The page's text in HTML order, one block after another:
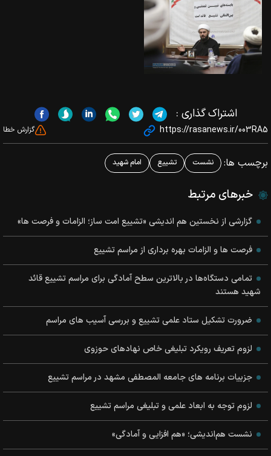
اشتراک گذاری :
https://rasanews.ir/003RA5 گزارش خطا
برچسب ها: نشست تشییع امام شهید
خبرهای مرتبط
گزارشی از نخستین هم اندیشی «تشییع امت ساز؛ الزامات و فرصت ها»
فرصت ها و الزامات بهره برداری از مراسم تشییع
تمامی دستگاه‌ها در بالاترین سطح آمادگی برای مراسم تشییع قائد
شهید هستند
ضرورت تشکیل ستاد علمی تشییع و بررسی آسیب های مراسم
لزوم تعریف رویکرد تبلیغی خاص نهادهای حوزوی
جزییات برنامه های جامعه المصطفی مشهد در مراسم تشییع
لزوم توجه به ابعاد علمی و تبلیغی مراسم تشییع
نشست هم‌اندیشی؛ «هم افزایی و آمادگی»